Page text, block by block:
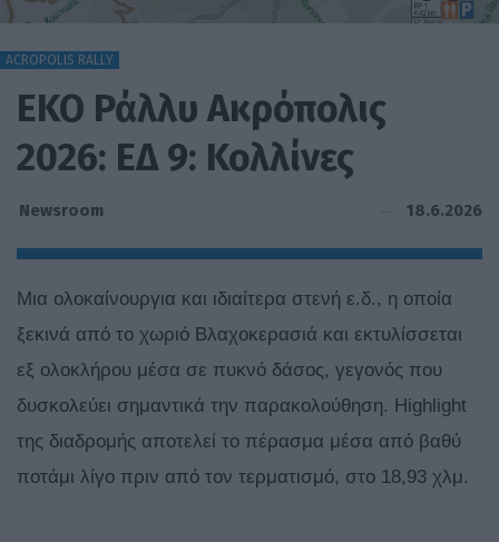
ACROPOLIS RALLY
ΕΚΟ Ράλλυ Ακρόπολις
2026: ΕΔ 9: Κολλίνες
Newsroom 18.6.2026
Μια ολοκαίνουργια και ιδιαίτερα στενή ε.δ., η οποία
ξεκινά από το χωριό Βλαχοκερασιά και εκτυλίσσεται
εξ ολοκλήρου μέσα σε πυκνό δάσος, γεγονός που
δυσκολεύει σημαντικά την παρακολούθηση. Highlight
της διαδρομής αποτελεί το πέρασμα μέσα από βαθύ
ποτάμι λίγο πριν από τον τερματισμό, στο 18,93 χλμ.